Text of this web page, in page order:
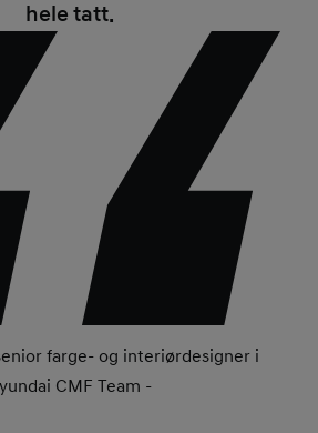
hele tatt.
farge- og interiørdesigner i
CMF Team -